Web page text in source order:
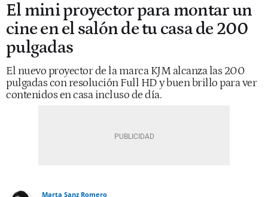
El mini proyector para montar un
cine en el salón de tu casa de 200
pulgadas
El nuevo proyector de la marca KJM alcanza las 200
pulgadas con resolución Full HD y buen brillo para ver
contenidos en casa incluso de día.
Marta Sanz Romero